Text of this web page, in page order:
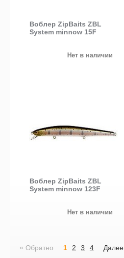
Воблер ZipBaits ZBL
System minnow 15F
Нет в наличии
Воблер ZipBaits ZBL
System minnow 123F
Нет в наличии
« Обратно 1 2 3 4 Далее